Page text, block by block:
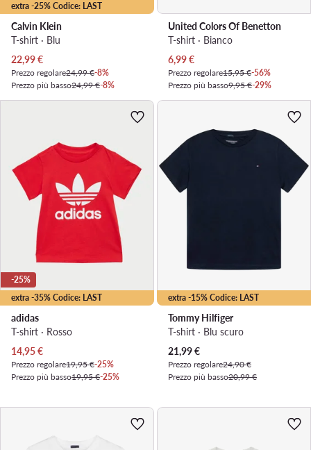
extra -25% Codice: LAST
Calvin Klein
T-shirt · Blu
Prezzo attuale
22,99€
Prezzo regolare24,99 €-8%
Prezzo più basso24,99 €-8%
United Colors Of Benetton
T-shirt · Bianco
Prezzo attuale
6,99€
Prezzo regolare15,95 €-56%
Prezzo più basso9,95 €-29%
extra -35% Codice: LAST
-25%
adidas
T-shirt · Rosso
Prezzo attuale
14,95€
Prezzo regolare19,95 €-25%
Prezzo più basso19,95 €-25%
extra -15% Codice: LAST
Tommy Hilfiger
T-shirt · Blu scuro
Prezzo attuale
21,99€
Prezzo regolare24,90 €
Prezzo più basso20,99 €